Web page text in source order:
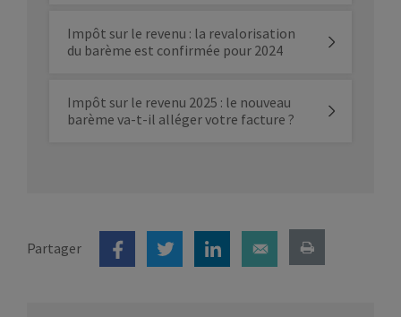
Impôt sur le revenu : la revalorisation
du barème est confirmée pour 2024
Impôt sur le revenu 2025 : le nouveau
barème va-t-il alléger votre facture ?
Partager